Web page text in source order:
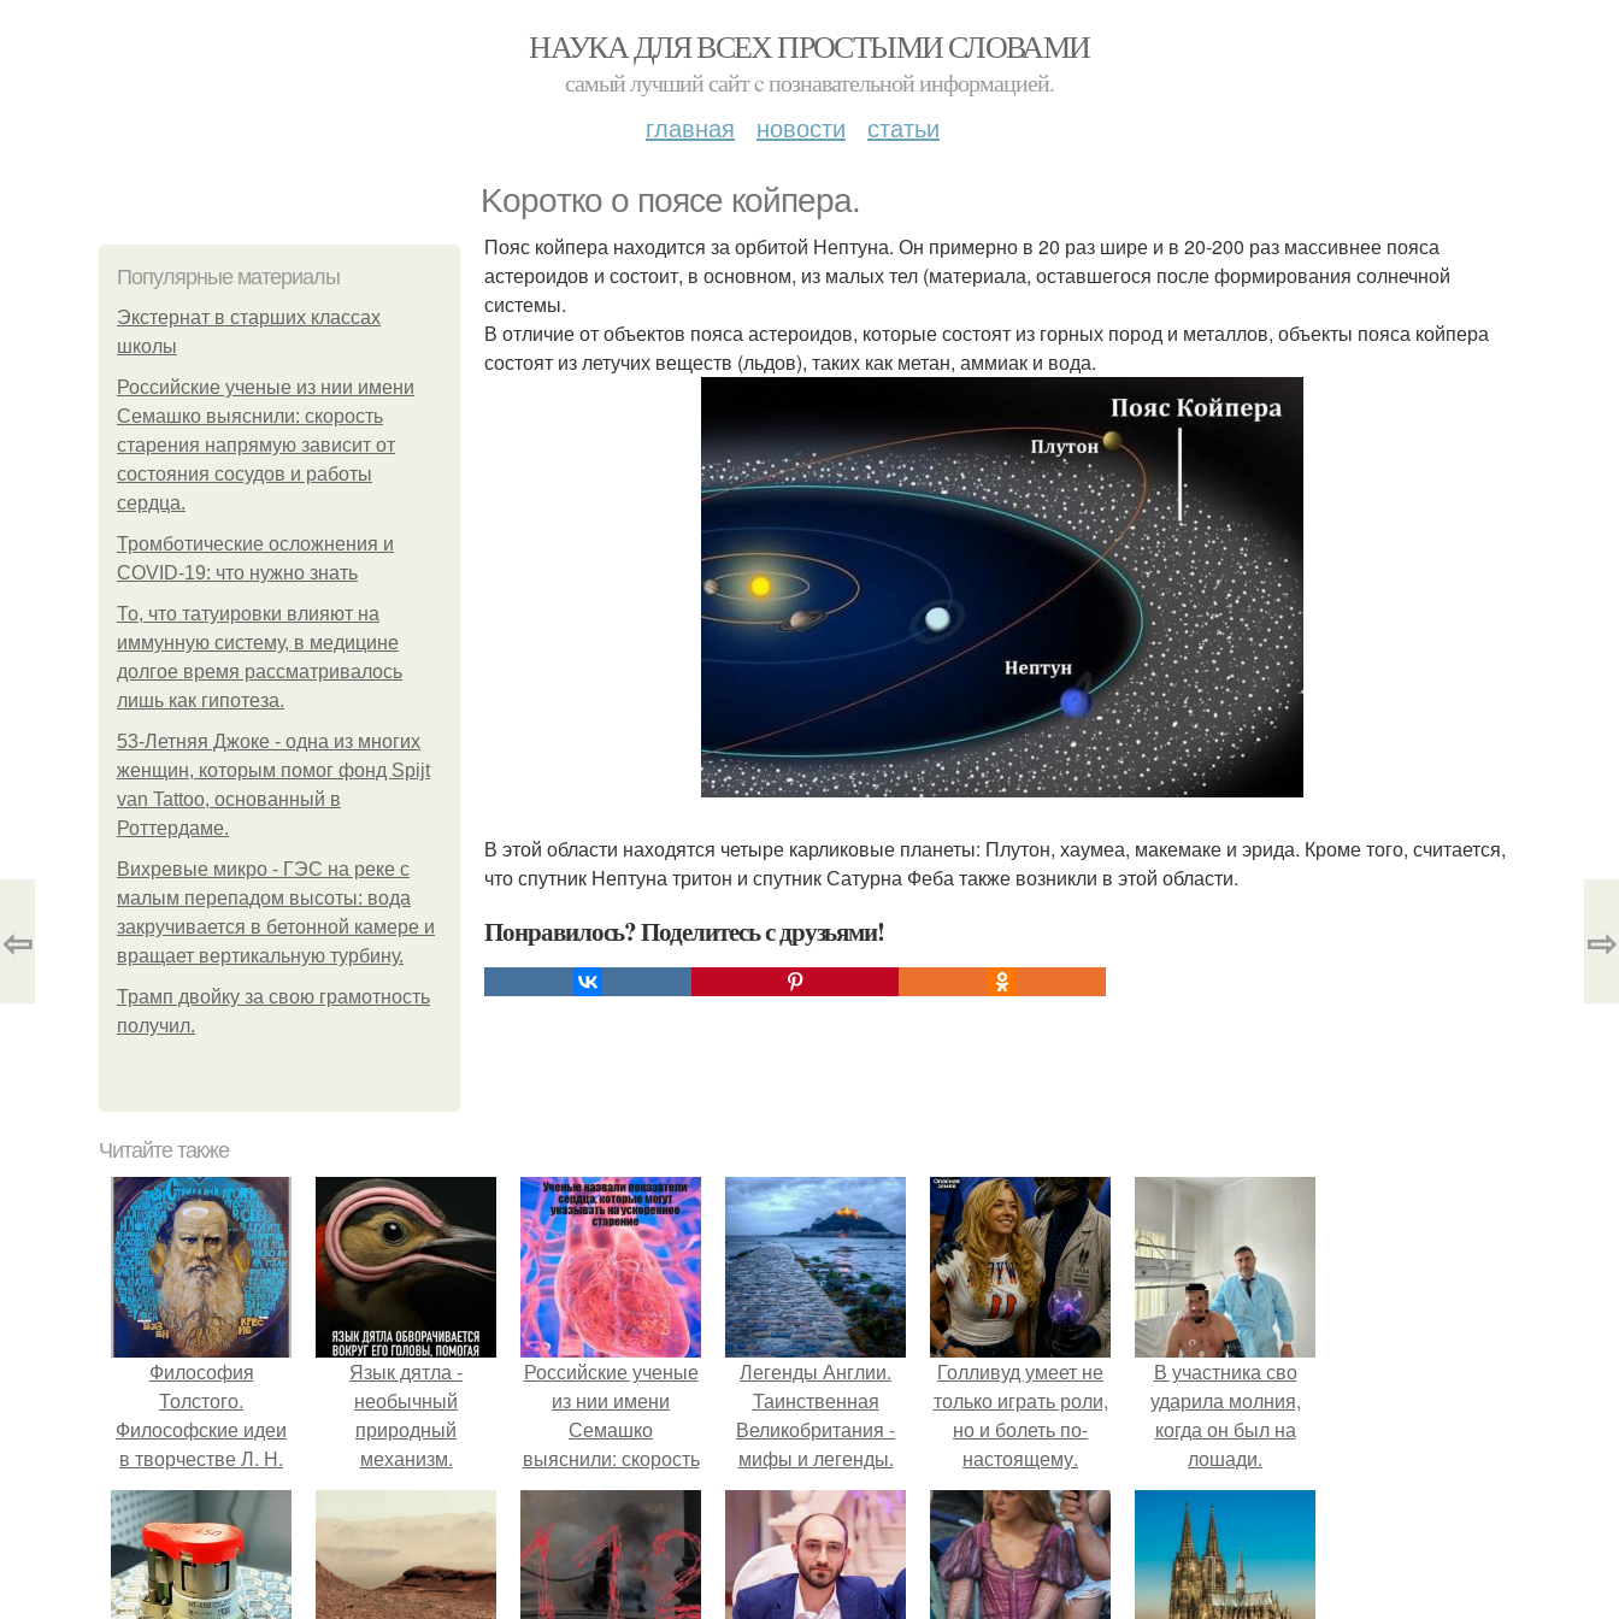
НАУКА ДЛЯ ВСЕХ ПРОСТЫМИ СЛОВАМИ
самый лучший сайт c познавательной информацией.
главная новости статьи
Kopoтко о поясе койпера.
Популярные материалы
Экстернат в старших классах
школы
Российские ученые из нии имени
Семашко выяснили: скорость
старения напрямую зависит от
состояния сосудов и работы
сердца.
Тромботические осложнения и
COVID-19: что нужно знать
То, что татуировки влияют на
иммунную систему, в медицине
долгое время рассматривалось
лишь как гипотеза.
53-Летняя Джоке - одна из многих
женщин, которым помог фонд Spijt
van Tattoo, основанный в
Роттердаме.
Вихревые микро - ГЭС на реке с
малым перепадом высоты: вода
закручивается в бетонной камере и
вращает вертикальную турбину.
Трамп двойку за свою грамотность
получил.
Пояс койпера находится за орбитой Нептуна. Он примерно в 20 раз шире и в 20-200 раз массивнее пояса
астероидов и состоит, в основном, из малых тел (материала, оставшегося после формирования солнечной
системы.
В отличие от объектов пояса астероидов, которые состоят из горных пород и металлов, объекты пояса койпера
состоят из летучих веществ (льдов), таких как метан, аммиак и вода.
В этой области находятся четыре карликовые планеты: Плутон, хаумеа, макемаке и эрида. Кроме того, считается,
что спутник Нептуна тритон и спутник Сатурна Феба также возникли в этой области.
Понравилось? Поделитесь с друзьями!
⇦ ⇨
Читайте также
Философия
Толстого.
Философские идеи
в творчестве Л. Н.
Толстого.
Язык дятла -
необычный
природный
механизм.
Российские ученые
из нии имени
Семашко
выяснили: скорость
старения напрямую
зависит от
состояния сосудов
и работы сердца.
Легенды Англии.
Таинственная
Великобритания -
мифы и легенды.
Голливуд умеет не
только играть роли,
но и болеть по-
настоящему.
В участника сво
ударила молния,
когда он был на
лошади.